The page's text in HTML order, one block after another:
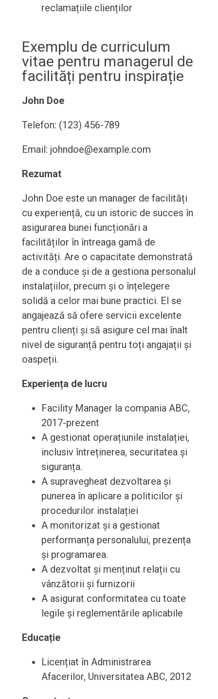
reclamațiile clienților
Exemplu de curriculum
vitae pentru managerul de
facilități pentru inspirație
John Doe
Telefon: (123) 456-789
Email: johndoe@example.com
Rezumat
John Doe este un manager de facilități
cu experiență, cu un istoric de succes în
asigurarea bunei funcționări a
facilităților în întreaga gamă de
activități. Are o capacitate demonstrată
de a conduce și de a gestiona personalul
instalațiilor, precum și o înțelegere
solidă a celor mai bune practici. El se
angajează să ofere servicii excelente
pentru clienți și să asigure cel mai înalt
nivel de siguranță pentru toți angajații și
oaspeții.
Experiența de lucru
Facility Manager la compania ABC,
2017-prezent
A gestionat operațiunile instalației,
inclusiv întreținerea, securitatea și
siguranța.
A supravegheat dezvoltarea și
punerea în aplicare a politicilor și
procedurilor instalației
A monitorizat și a gestionat
performanța personalului, prezența
și programarea.
A dezvoltat și menținut relații cu
vânzătorii și furnizorii
A asigurat conformitatea cu toate
legile și reglementările aplicabile
Educație
Licențiat în Administrarea
Afacerilor, Universitatea ABC, 2012